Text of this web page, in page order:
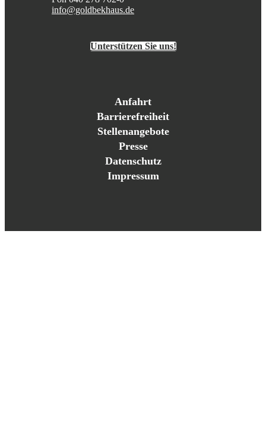
info@goldbekhaus.de
Unterstützen Sie uns!
Anfahrt
Barrierefreiheit
Stellenangebote
Presse
Datenschutz
Impressum